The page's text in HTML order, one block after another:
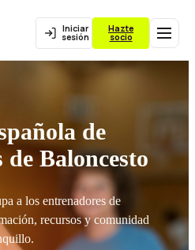
Iniciar
sesión
Hazte
socio
de
Baloncesto
a los entrenadores de
recursos y comunidad